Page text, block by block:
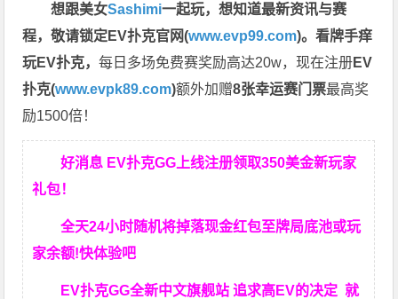
想跟美女Sashimi一起玩，想知道最新资讯与赛
程，敬请锁定EV扑克官网(www.evp99.com)。看牌手痒
玩EV扑克，每日多场免费赛奖励高达20w，现在注册EV
扑克(www.evpk89.com)额外加赠8张幸运赛门票最高奖
励1500倍！
好消息 EV扑克GG上线注册领取350美金新玩家
礼包！
全天24小时随机将掉落现金红包至牌局底池或玩
家余额!快体验吧
EV扑克GG全新中文旗舰站 追求高EV的决定就